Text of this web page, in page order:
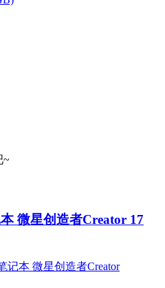
~
微星创造者Creator 17